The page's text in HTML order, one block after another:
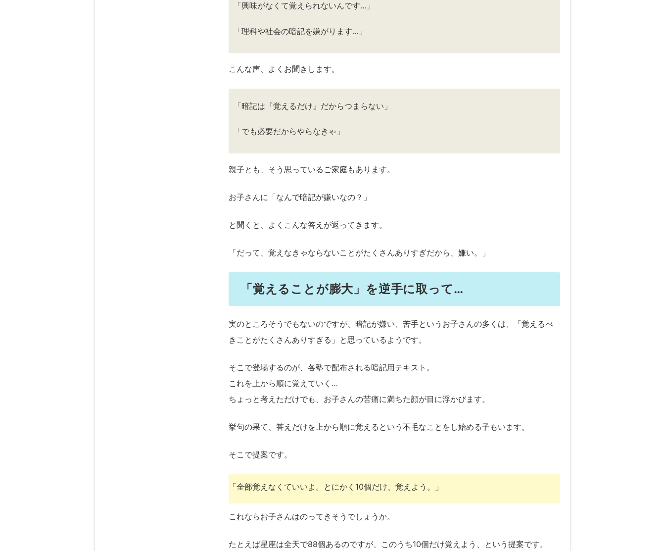
「興味がなくて覚えられないんです…」
「理科や社会の暗記を嫌がります…」
こんな声、よくお聞きします。
「暗記は『覚えるだけ』だからつまらない」
「でも必要だからやらなきゃ」
親子とも、そう思っているご家庭もあります。
お子さんに「なんで暗記が嫌いなの？」
と聞くと、よくこんな答えが返ってきます。
「だって、覚えなきゃならないことがたくさんありすぎだから、嫌い。」
「覚えることが膨大」を逆手に取って…
実のところそうでもないのですが、暗記が嫌い、苦手というお子さんの多くは、「覚えるべ
きことがたくさんありすぎる」と思っているようです。
そこで登場するのが、各塾で配布される暗記用テキスト。
これを上から順に覚えていく…
ちょっと考えただけでも、お子さんの苦痛に満ちた顔が目に浮かびます。
挙句の果て、答えだけを上から順に覚えるという不毛なことをし始める子もいます。
そこで提案です。
「全部覚えなくていいよ。とにかく10個だけ、覚えよう。」
これならお子さんはのってきそうでしょうか。
たとえば星座は全天で88個あるのですが、このうち10個だけ覚えよう、という提案です。